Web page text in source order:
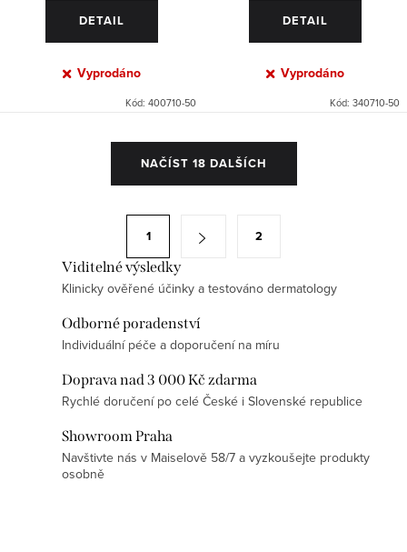
DETAIL
Vyprodáno
Kód: 400710-50
DETAIL
Vyprodáno
Kód: 340710-50
NAČÍST 18 DALŠÍCH
1
2
Viditelné výsledky
Klinicky ověřené účinky a testováno dermatology
Odborné poradenství
Individuální péče a doporučení na míru
Doprava nad 3 000 Kč zdarma
Rychlé doručení po celé České i Slovenské republice
Showroom Praha
Navštivte nás v Maiselově 58/7 a vyzkoušejte produkty
osobně